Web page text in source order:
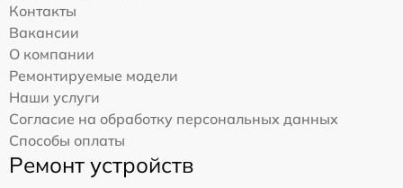
Контакты
Вакансии
О компании
Ремонтируемые модели
Наши услуги
Согласие на обработку персональных данных
Способы оплаты
Ремонт устройств